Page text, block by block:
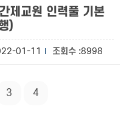
제교원 인력풀 기본
)
01-11 8998
3 4